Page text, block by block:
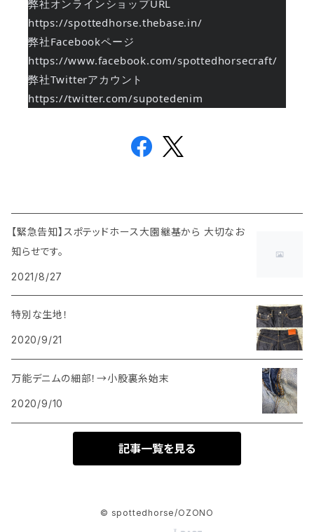
弊社オンラインショップURL
https://spottedhorse.thebase.in/
弊社Facebookページ
https://www.facebook.com/spottedhorsecraft/
弊社Twitterアカウント
https://twitter.com/supotedenim
【緊急告知】スポテッドホース大園継基から 大切なお
知らせです。
2021/8/27
特別な生地！
2020/9/21
万能デニムの細部！→小股裏糸始末
2020/9/10
記事一覧を見る
© spottedhorse/OZONO